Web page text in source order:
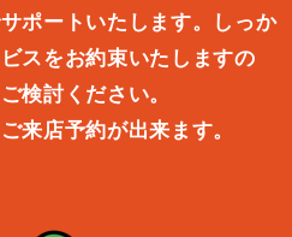
ポートいたします。しっか
スをお約束いたしますの
検討ください。
来店予約が出来ます。